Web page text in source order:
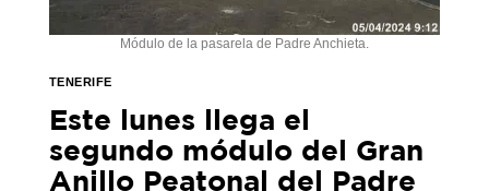
Módulo de la pasarela de Padre Anchieta.
TENERIFE
Este lunes llega el
segundo módulo del Gran
Anillo Peatonal del Padre